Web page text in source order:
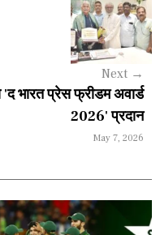
Next →
भारत प्रेस फ्रीडम अवार्ड
2026' प्रदान
May 7, 2026